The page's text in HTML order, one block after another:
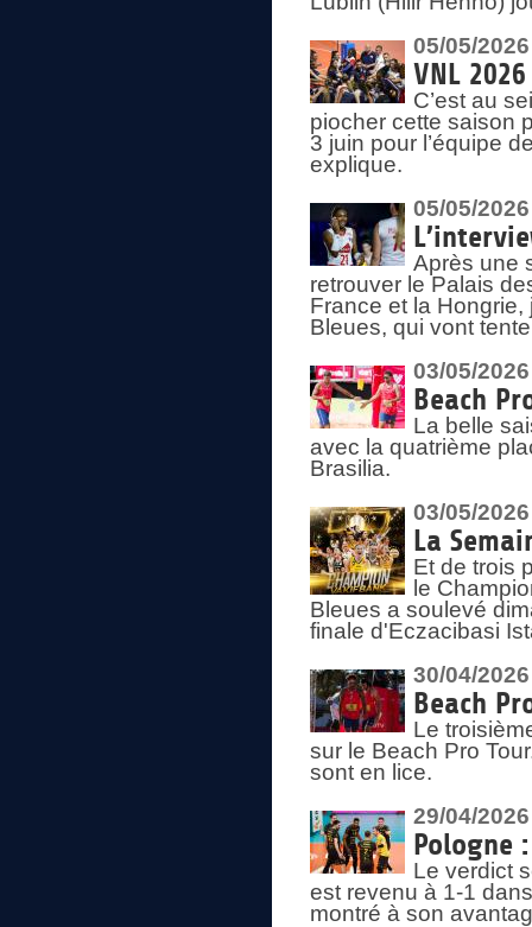
05/05/2026
VNL
C’est au
piocher cette saison
3 juin pour l’équipe
explique.
05/05/2026
Après une
retrouver le Palais
France et la Hongrie,
Bleues, qui vont
03/05/2026
Beach
La belle
avec la quatrième
Brasilia.
03/05/2026
La
Et de trois
le
Bleues a soulevé
finale d'Eczacibasi
30/04/2026
Beach
Le
sur le Beach Pro
sont en lice.
29/04/2026
Pologne
Le verdict
est revenu à 1-1
montré à son